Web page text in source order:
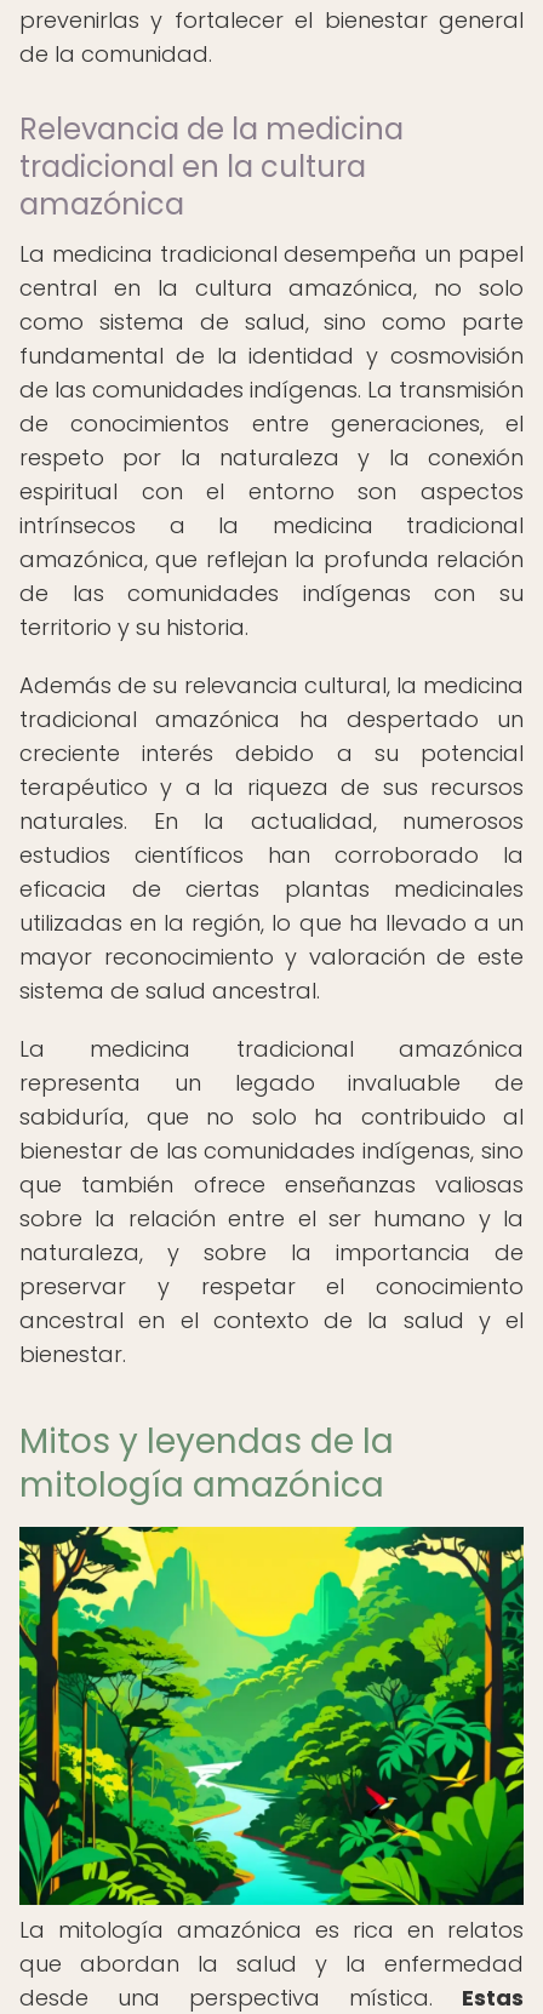
prevenirlas y fortalecer el bienestar general
de la comunidad.
Relevancia de la medicina
tradicional en la cultura
amazónica
La medicina tradicional desempeña un papel
central en la cultura amazónica, no solo
como sistema de salud, sino como parte
fundamental de la identidad y cosmovisión
de las comunidades indígenas. La transmisión
de conocimientos entre generaciones, el
respeto por la naturaleza y la conexión
espiritual con el entorno son aspectos
intrínsecos a la medicina tradicional
amazónica, que reflejan la profunda relación
de las comunidades indígenas con su
territorio y su historia.
Además de su relevancia cultural, la medicina
tradicional amazónica ha despertado un
creciente interés debido a su potencial
terapéutico y a la riqueza de sus recursos
naturales. En la actualidad, numerosos
estudios científicos han corroborado la
eficacia de ciertas plantas medicinales
utilizadas en la región, lo que ha llevado a un
mayor reconocimiento y valoración de este
sistema de salud ancestral.
La medicina tradicional amazónica
representa un legado invaluable de
sabiduría, que no solo ha contribuido al
bienestar de las comunidades indígenas, sino
que también ofrece enseñanzas valiosas
sobre la relación entre el ser humano y la
naturaleza, y sobre la importancia de
preservar y respetar el conocimiento
ancestral en el contexto de la salud y el
bienestar.
Mitos y leyendas de la
mitología amazónica
La mitología amazónica es rica en relatos
que abordan la salud y la enfermedad
desde una perspectiva mística. Estas